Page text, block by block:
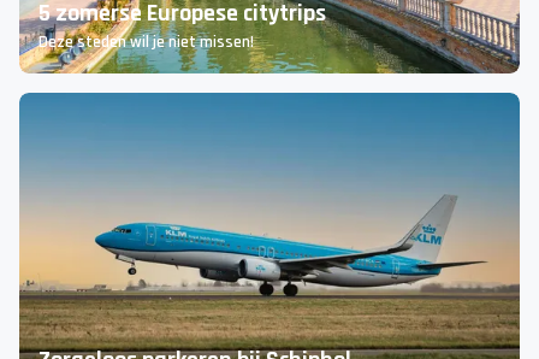
5 zomerse Europese citytrips
Deze steden wil je niet missen!